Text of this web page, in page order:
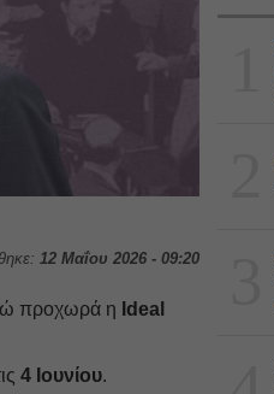
12 Μαΐου 2026 - 09:20
προχωρά η Ideal
4 Ιουνίου.